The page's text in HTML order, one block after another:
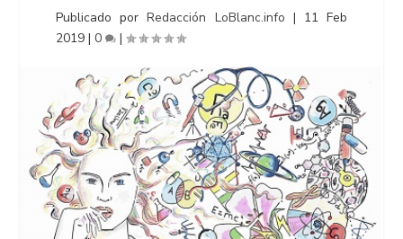
Publicado porRedacción LoBlanc.info | 11 Feb
2019 |0 |